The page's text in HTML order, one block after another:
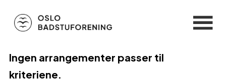
Ingen arrangementer passer til
kriteriene.